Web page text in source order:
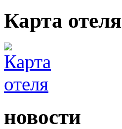
Карта отеля
новости